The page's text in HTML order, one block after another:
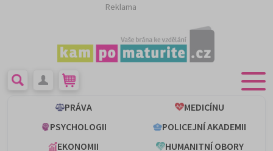
Reklama
PRÁVA
MEDICÍNU
PSYCHOLOGII
POLICEJNÍ AKADEMII
EKONOMII
HUMANITNÍ OBORY